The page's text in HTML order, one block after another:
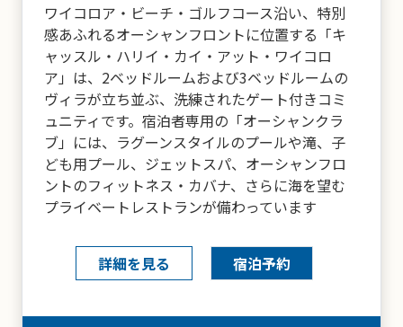
ワイコロア・ビーチ・ゴルフコース沿い、特別
感あふれるオーシャンフロントに位置する「キ
ャッスル・ハリイ・カイ・アット・ワイコロ
ア」は、2ベッドルームおよび3ベッドルームの
ヴィラが立ち並ぶ、洗練されたゲート付きコミ
ュニティです。宿泊者専用の「オーシャンクラ
ブ」には、ラグーンスタイルのプールや滝、子
ども用プール、ジェットスパ、オーシャンフロ
ントのフィットネス・カバナ、さらに海を望む
プライベートレストランが備わっています
詳細を見る 宿泊予約